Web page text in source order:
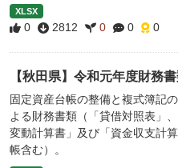
XLSX
0 2812 0 0 0
【秋田県】令和元年度財務
固定資産台帳の整備と複式簿記
よる財務書類（「貸借対照表」
変動計算書」及び「資金収支計
帳含む）。